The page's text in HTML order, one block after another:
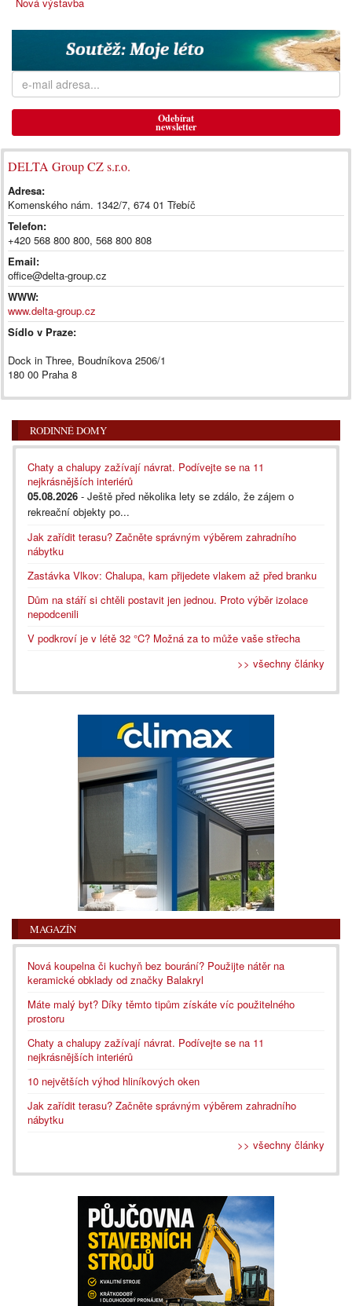
Nová výstavba
Odebírat
newsletter
DELTA Group CZ s.r.o.
Adresa:
Komenského nám. 1342/7, 674 01 Třebíč
Telefon:
+420 568 800 800, 568 800 808
Email:
office@delta-group.cz
WWW:
www.delta-group.cz
Sídlo v Praze:
Dock in Three, Boudníkova 2506/1
180 00 Praha 8
RODINNÉ DOMY
Chaty a chalupy zažívají návrat. Podívejte se na 11
nejkrásnějších interiérů
05.08.2026 - Ještě před několika lety se zdálo, že zájem o
rekreační objekty po...
Jak zařídit terasu? Začněte správným výběrem zahradního
nábytku
Zastávka Vlkov: Chalupa, kam přijedete vlakem až před branku
Dům na stáří si chtěli postavit jen jednou. Proto výběr izolace
nepodcenili
V podkroví je v létě 32 °C? Možná za to může vaše střecha
>> všechny články
MAGAZÍN
Nová koupelna či kuchyň bez bourání? Použijte nátěr na
keramické obklady od značky Balakryl
Máte malý byt? Díky těmto tipům získáte víc použitelného
prostoru
Chaty a chalupy zažívají návrat. Podívejte se na 11
nejkrásnějších interiérů
10 největších výhod hliníkových oken
Jak zařídit terasu? Začněte správným výběrem zahradního
nábytku
>> všechny články